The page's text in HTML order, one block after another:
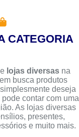
CATEGORIA
lojas diversas na
busca produtos
deseja
contar com uma
As lojas diversas
presentes,
e muito mais.